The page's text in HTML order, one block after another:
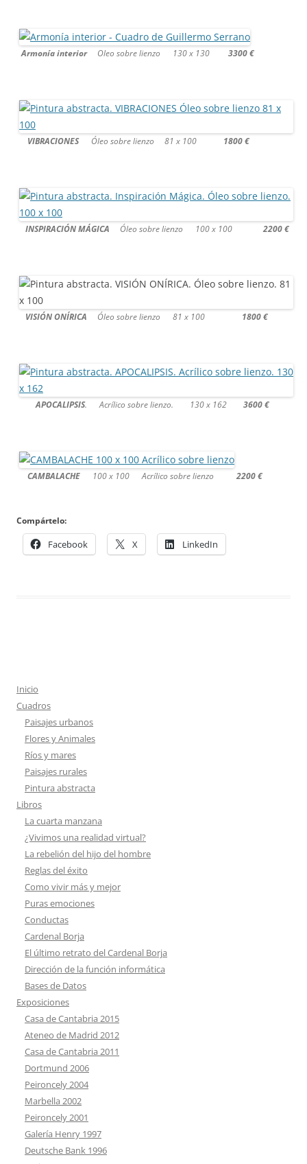
Armonía interiorOleo sobre lienzo 130 x 130 3300 €
VIBRACIONES Óleo sobre lienzo 81 x 100 1800 €
INSPIRACIÓN MÁGICA Óleo sobre lienzo 100 x 1002200 €
VISIÓN ONÍRICA Óleo sobre lienzo 81 x 100 1800 €
APOCALIPSIS. Acrílico sobre lienzo. 130 x 162 3600 €
CAMBALACHE 100 x 100 Acrílico sobre lienzo 2200 €
Compártelo:
Facebook X LinkedIn
Inicio
Cuadros
Paisajes urbanos
Flores y Animales
Ríos y mares
Paisajes rurales
Pintura abstracta
Libros
La cuarta manzana
¿Vivimos una realidad virtual?
La rebelión del hijo del hombre
Reglas del éxito
Como vivir más y mejor
Puras emociones
Conductas
Cardenal Borja
El último retrato del Cardenal Borja
Dirección de la función informática
Bases de Datos
Exposiciones
Casa de Cantabria 2015
Ateneo de Madrid 2012
Casa de Cantabria 2011
Dortmund 2006
Peironcely 2004
Marbella 2002
Peironcely 2001
Galería Henry 1997
Deutsche Bank 1996